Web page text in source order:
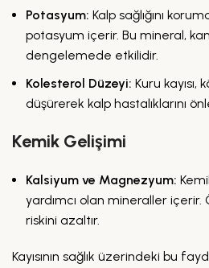
Potasyum: Kalp sağlığını
potasyum içerir. Bu mineral, kan
dengelemede etkilidir.
Kolesterol Düzeyi: Kuru kayısı,
düşürerek kalp hastalıklarını
Kemik Gelişimi
Kalsiyum ve Magnezyum:
yardımcı olan mineraller
riskini azaltır.
Kayısının sağlık üzerindeki bu